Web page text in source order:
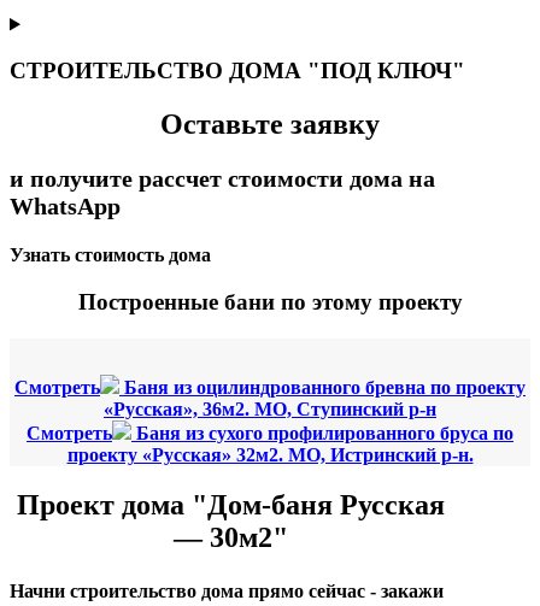
СТРОИТЕЛЬСТВО ДОМА "ПОД КЛЮЧ"
Оставьте заявку
и получите рассчет стоимости дома на
WhatsApp
Узнать стоимость дома
Построенные бани по этому проекту
Смотреть
Баня из оцилиндрованного бревна по проекту
«Русская», 36м2. МО, Ступинский р-н
Смотреть
Баня из сухого профилированного бруса по
проекту «Русская» 32м2. МО, Истринский р-н.
Проект дома "Дом-баня Русская
— 30м2"
Начни строительство дома прямо сейчас - закажи